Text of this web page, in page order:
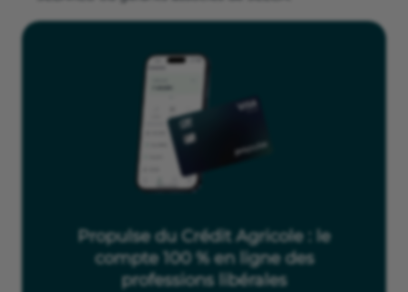
Propulse du Crédit Agricole : le
compte 100 % en ligne des
professions libérales